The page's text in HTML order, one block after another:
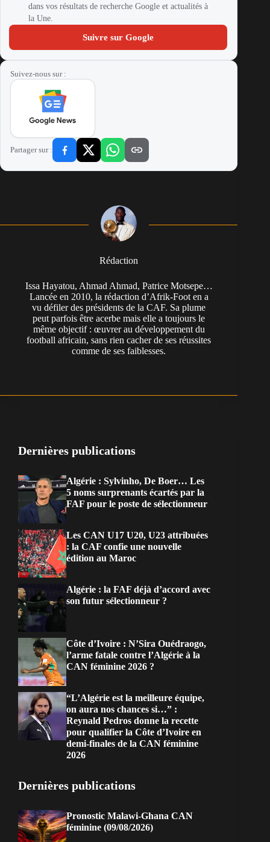
dans vos résultats de recherche Google et actualités à
la Une.
Suivre sur Google
Suivez-nous sur :
Partager sur :
Rédaction
Issa Hayatou, Ahmad Ahmad, Patrice Motsepe…
Lancée en 2010, la rédaction d’Afrik-Foot en a
vu défiler des présidents de la CAF. Sa plume
peut parfois être acerbe mais elle a toujours le
même objectif : œuvrer au développement du
football africain, sans rien cacher de ses réussites
comme de ses faiblesses.
Dernières publications
Algérie : Sylvinho, De Boer… Les
5 noms surprenants écartés par la
FAF pour le poste de sélectionneur
Les CAN U17 U20, U23 attribuées
: la CAF confie une nouvelle
édition au Maroc
Algérie : la FAF déjà d’accord avec
son futur sélectionneur ?
Côte d’Ivoire : N’Sira Ouédraogo,
l’arme fatale contre l’Algérie à la
CAN féminine 2026 ?
“L’Algérie est la meilleure équipe,
on aura nos chances si…” :
Reynald Pedros donne la recette
pour qualifier la Côte d’Ivoire en
demi-finales de la CAN féminine
2026
Dernières publications
Pronostic Malawi-Ghana CAN
féminine (09/08/2026)